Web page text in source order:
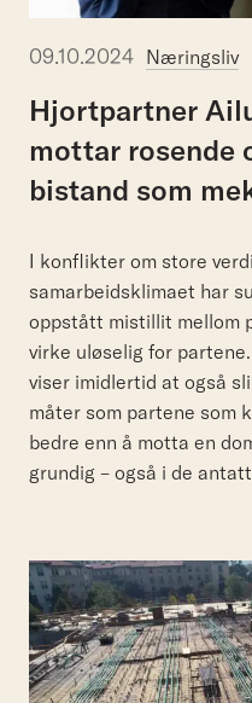
09.10.2024 Næringsliv
Hjortpartner
mottar rosende
bistand som
I konflikter om store
samarbeidsklimaet har
oppstått mistillit mellom
virke uløselig for
viser imidlertid at også
måter som partene som
bedre enn å motta en
grundig – også i de